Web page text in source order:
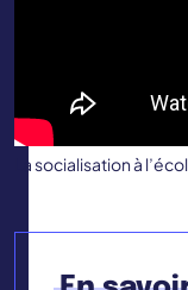
La socialisation à